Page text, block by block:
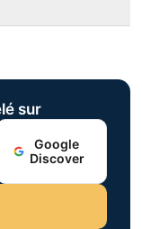
sur
Google
Discover